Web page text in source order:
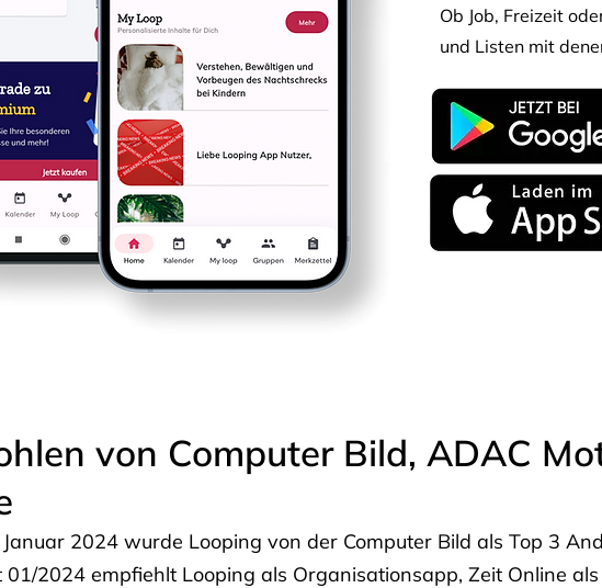
Ob Job, Freizeit
und Listen mit
von Computer Bild, ADAC
2024 wurde Looping von der Computer Bild als Top 3
2024 empfiehlt Looping als Organisationsapp, Zeit Online